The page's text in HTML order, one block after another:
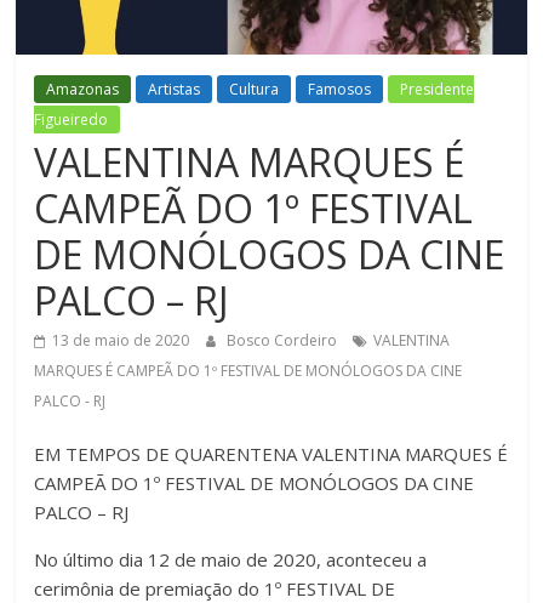
Figueiredo
Amazonas Artistas Cultura Famosos
Presidente
Figueiredo
VALENTINA MARQUES É
CAMPEÃ DO 1º FESTIVAL
DE MONÓLOGOS DA CINE
PALCO – RJ
13 de maio de 2020 Bosco Cordeiro
VALENTINA
MARQUES É CAMPEÃ DO 1º FESTIVAL DE MONÓLOGOS DA CINE
PALCO - RJ
EM TEMPOS DE QUARENTENA VALENTINA MARQUES É
CAMPEÃ DO 1º FESTIVAL DE MONÓLOGOS DA CINE
PALCO – RJ
No último dia 12 de maio de 2020, aconteceu a
cerimônia de premiação do 1º FESTIVAL DE